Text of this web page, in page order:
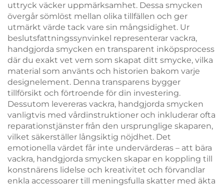
uttryck väcker uppmärksamhet. Dessa smycken
övergår sömlöst mellan olika tillfällen och ger
utmärkt värde tack vare sin mångsidighet. Ur
beslutsfattningssynvinkel representerar vackra,
handgjorda smycken en transparent inköpsprocess
där du exakt vet vem som skapat ditt smycke, vilka
material som använts och historien bakom varje
designelement. Denna transparens bygger
tillförsikt och förtroende för din investering.
Dessutom levereras vackra, handgjorda smycken
vanligtvis med vårdinstruktioner och inkluderar ofta
reparationstjänster från den ursprunglige skaparen,
vilket säkerställer långsiktig nöjdhet. Det
emotionella värdet får inte undervärderas – att bära
vackra, handgjorda smycken skapar en koppling till
konstnärens lidelse och kreativitet och förvandlar
enkla accessoarer till meningsfulla skatter med äkta